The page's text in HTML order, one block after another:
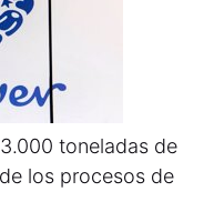
toneladas de
los procesos de